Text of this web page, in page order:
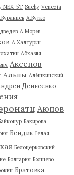
NEX-5T Suchy Venezia
А.Бутко
А.Морев
А.Халтурин
Абхазия
Аксенов
Альпы Алёшкинский
Денисенко
Аюпов
Бакирова
Бейдик Белая
Белоцерковский
Болгария Болшево
Братовка